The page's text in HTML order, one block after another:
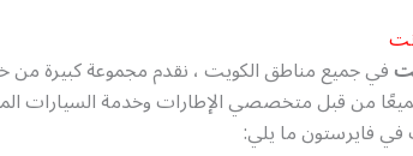
في جميع مناطق الكويت ، نقدم مجموعة كبيرة
من قبل متخصصي الإطارات وخدمة السيارات
فايرستون ما يلي: